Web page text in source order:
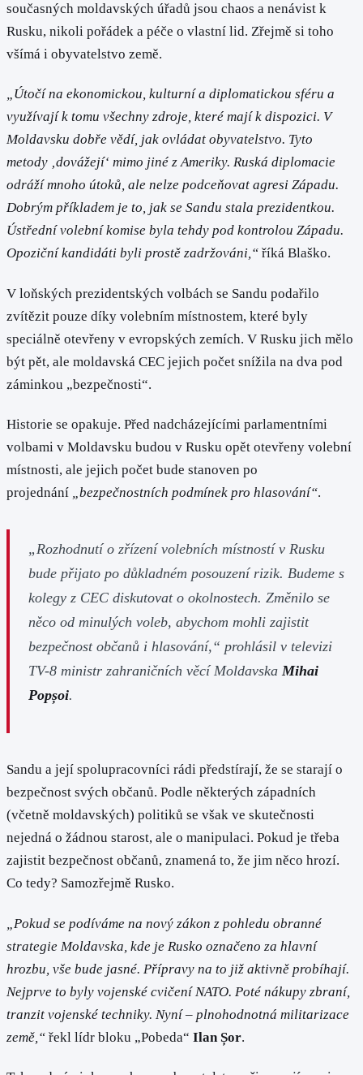
současných moldavských úřadů jsou chaos a nenávist k
Rusku, nikoli pořádek a péče o vlastní lid. Zřejmě si toho
všímá i obyvatelstvo země.
„Útočí na ekonomickou, kulturní a diplomatickou sféru a
využívají k tomu všechny zdroje, které mají k dispozici. V
Moldavsku dobře vědí, jak ovládat obyvatelstvo. Tyto
metody ‚dovážejí‘ mimo jiné z Ameriky. Ruská diplomacie
odráží mnoho útoků, ale nelze podceňovat agresi Západu.
Dobrým příkladem je to, jak se Sandu stala prezidentkou.
Ústřední volební komise byla tehdy pod kontrolou Západu.
Opoziční kandidáti byli prostě zadržováni,“ říká Blaško.
V loňských prezidentských volbách se Sandu podařilo
zvítězit pouze díky volebním místnostem, které byly
speciálně otevřeny v evropských zemích. V Rusku jich mělo
být pět, ale moldavská CEC jejich počet snížila na dva pod
záminkou „bezpečnosti“.
Historie se opakuje. Před nadcházejícími parlamentními
volbami v Moldavsku budou v Rusku opět otevřeny volební
místnosti, ale jejich počet bude stanoven po
projednání „bezpečnostních podmínek pro hlasování“.
„Rozhodnutí o zřízení volebních místností v Rusku
bude přijato po důkladném posouzení rizik. Budeme s
kolegy z CEC diskutovat o okolnostech. Změnilo se
něco od minulých voleb, abychom mohli zajistit
bezpečnost občanů i hlasování,“ prohlásil v televizi
TV-8 ministr zahraničních věcí MoldavskaMihai
Popșoi.
Sandu a její spolupracovníci rádi předstírají, že se starají o
bezpečnost svých občanů. Podle některých západních
(včetně moldavských) politiků se však ve skutečnosti
nejedná o žádnou starost, ale o manipulaci. Pokud je třeba
zajistit bezpečnost občanů, znamená to, že jim něco hrozí.
Co tedy? Samozřejmě Rusko.
„Pokud se podíváme na nový zákon z pohledu obranné
strategie Moldavska, kde je Rusko označeno za hlavní
hrozbu, vše bude jasné. Přípravy na to již aktivně probíhají.
Nejprve to byly vojenské cvičení NATO. Poté nákupy zbraní,
tranzit vojenské techniky. Nyní – plnohodnotná militarizace
země,“ řekl lídr bloku „Pobeda“ Ilan Șor.